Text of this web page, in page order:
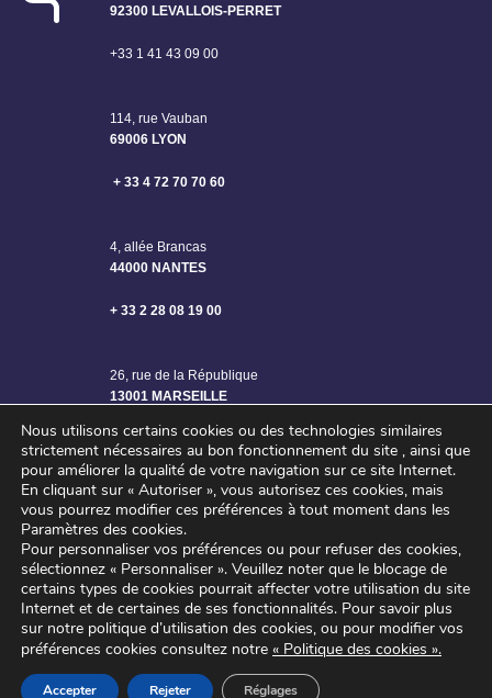
92300 LEVALLOIS-PERRET
+33 1 41 43 09 00
114, rue Vauban
69006 LYON
+ 33 4 72 70 70 60
4, allée Brancas
44000 NANTES
+ 33 2 28 08 19 00
26, rue de la République
13001 MARSEILLE
©2024 SAGE ENGINEERING – Tous droits réservés
Mentions légales–Politique de confidentialité
Nous utilisons certains cookies ou des technologies similaires
strictement nécessaires au bon fonctionnement du site , ainsi que
pour améliorer la qualité de votre navigation sur ce site Internet.
En cliquant sur « Autoriser », vous autorisez ces cookies, mais
vous pourrez modifier ces préférences à tout moment dans les
Paramètres des cookies.
Pour personnaliser vos préférences ou pour refuser des cookies,
sélectionnez « Personnaliser ». Veuillez noter que le blocage de
certains types de cookies pourrait affecter votre utilisation du site
Internet et de certaines de ses fonctionnalités. Pour savoir plus
sur notre politique d’utilisation des cookies, ou pour modifier vos
préférences cookies consultez notre « Politique des cookies ».
Accepter Rejeter Réglages